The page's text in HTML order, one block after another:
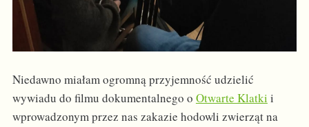
Niedawno miałam ogromną przyjemność udzielić
wywiadu do filmu dokumentalnego o Otwarte Klatki i
wprowadzonym przez nas zakazie hodowli zwierząt na